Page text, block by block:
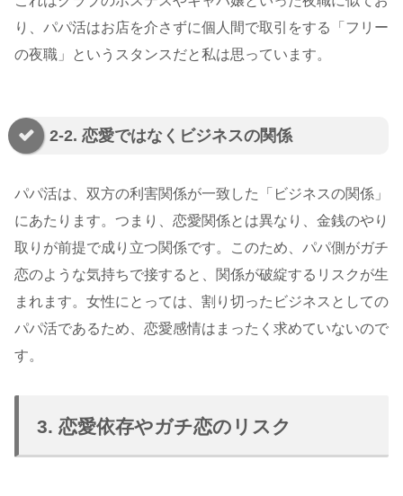
り、パパ活はお店を介さずに個人間で取引をする「フリー
の夜職」というスタンスだと私は思っています。
2-2. 恋愛ではなくビジネスの関係
パパ活は、双方の利害関係が一致した「ビジネスの関係」
にあたります。つまり、恋愛関係とは異なり、金銭のやり
取りが前提で成り立つ関係です。このため、パパ側がガチ
恋のような気持ちで接すると、関係が破綻するリスクが生
まれます。女性にとっては、割り切ったビジネスとしての
パパ活であるため、恋愛感情はまったく求めていないので
す。
3. 恋愛依存やガチ恋のリスク